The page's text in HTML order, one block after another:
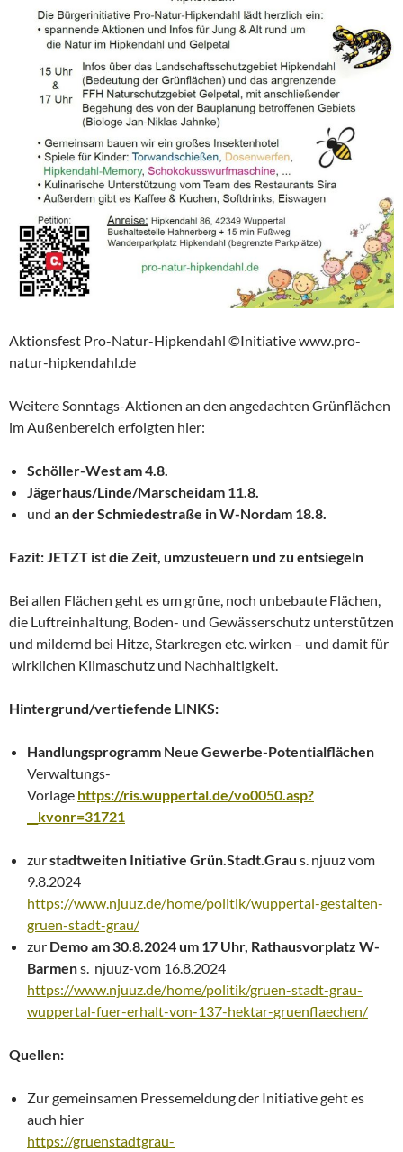
Aktionsfest Pro-Natur-Hipkendahl ©Initiative www.pro-
natur-hipkendahl.de
Weitere Sonntags-Aktionen an den angedachten Grünflächen
im Außenbereich erfolgten hier:
Schöller-West am 4.8.
Jägerhaus/Linde/Marscheidam 11.8.
und an der Schmiedestraße in W-Nordam 18.8.
Fazit: JETZT ist die Zeit, umzusteuern und zu entsiegeln
Bei allen Flächen geht es um grüne, noch unbebaute Flächen,
die Luftreinhaltung, Boden- und Gewässerschutz unterstützen
und mildernd bei Hitze, Starkregen etc. wirken – und damit für
wirklichen Klimaschutz und Nachhaltigkeit.
Hintergrund/vertiefende LINKS:
Handlungsprogramm Neue Gewerbe-Potentialflächen
Verwaltungs-
Vorlage https://ris.wuppertal.de/vo0050.asp?
__kvonr=31721
zurstadtweiten Initiative Grün.Stadt.Grau s. njuuz vom
9.8.2024
https://www.njuuz.de/home/politik/wuppertal-gestalten-
gruen-stadt-grau/
zur Demo am 30.8.2024 um 17 Uhr, Rathausvorplatz W-
Barmens. njuuz-vom 16.8.2024
https://www.njuuz.de/home/politik/gruen-stadt-grau-
wuppertal-fuer-erhalt-von-137-hektar-gruenflaechen/
Quellen:
Zur gemeinsamen Pressemeldung der Initiative geht es
auch hier
https://gruenstadtgrau-